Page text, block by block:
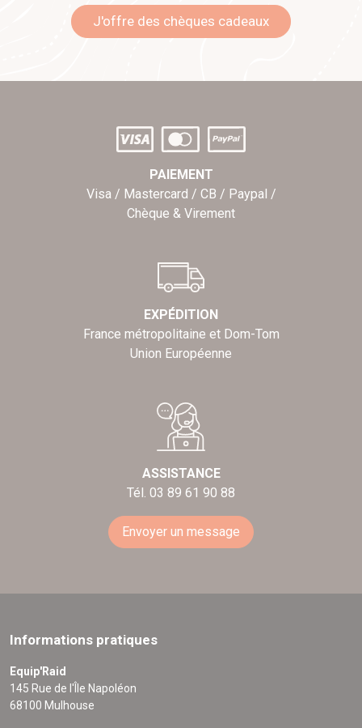
J'offre des chèques cadeaux
PAIEMENT
Visa / Mastercard / CB / Paypal /
Chèque & Virement
EXPÉDITION
France métropolitaine et Dom-Tom
Union Européenne
ASSISTANCE
Tél. 03 89 61 90 88
Envoyer un message
Informations pratiques
Equip'Raid
145 Rue de l'Île Napoléon
68100 Mulhouse